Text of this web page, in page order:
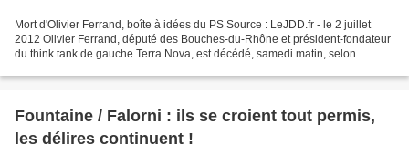
Mort d'Olivier Ferrand, boîte à idées du PS Source : LeJDD.fr - le 2 juillet
2012 Olivier Ferrand, député des Bouches-du-Rhône et président-fondateur
du think tank de gauche Terra Nova, est décédé, samedi matin, selon
Fountaine / Falorni : ils se croient tout permis,
les délires continuent !